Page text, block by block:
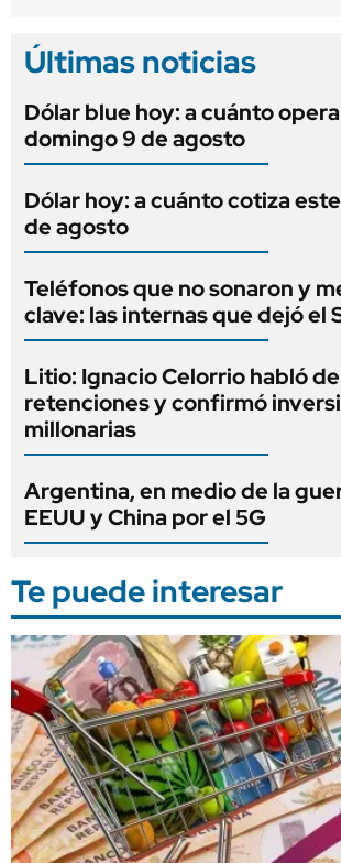
Últimas noticias
Dólar blue hoy: a cuánto
domingo 9 de agosto
Dólar hoy: a cuánto cotiza
de agosto
Teléfonos que no sonaron y
clave: las internas que dejó el
Litio: Ignacio Celorrio habló
retenciones y confirmó
millonarias
Argentina, en medio de la
EEUU y China por el 5G
Te puede interesar